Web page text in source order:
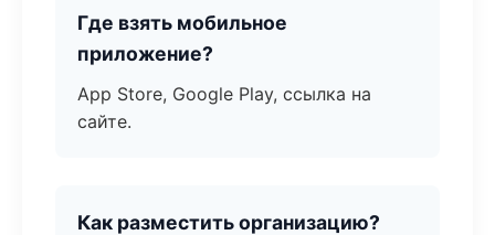
Где взять мобильное
приложение?
App Store, Google Play, ссылка на
сайте.
Как разместить организацию?